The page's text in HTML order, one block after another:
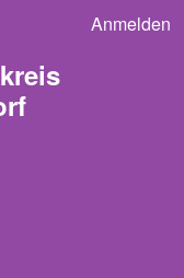
User
Anmelden